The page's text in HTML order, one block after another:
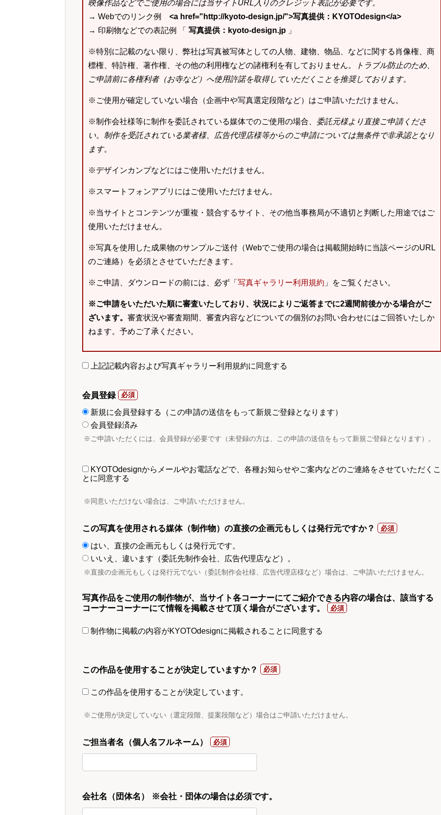
映像作品などでご使用の場合には当サイトURL入りのクレジット表記が必要です。
→ Webでのリンク例 <a href="http://kyoto-design.jp/">写真提供：KYOTOdesign</a>
→ 印刷物などでの表記例 「 写真提供：kyoto-design.jp 」
※特別に記載のない限り、弊社は写真被写体としての人物、建物、物品、などに関する肖像権、商
標権、特許権、著作権、その他の利用権などの諸権利を有しておりません。
トラブル防止のため、
ご申請前に各権利者（お寺など）へ使用許諾を取得していただくことを推奨しております。
※ご使用が確定していない場合（企画中や写真選定段階など）はご申請いただけません。
※制作会社様等に制作を委託されている媒体でのご使用の場合、 委託元様より直接ご申請くださ
い。 制作を受託されている業者様、広告代理店様等からのご申請については無条件で非承認となり
ます。
※デザインカンプなどにはご使用いただけません。
※スマートフォンアプリにはご使用いただけません。
※当サイトとコンテンツが重複・競合するサイト、その他当事務局が不適切と判断した用途ではご
使用いただけません。
※写真を使用した成果物のサンプルご送付（Webでご使用の場合は掲載開始時に当該ページのURL
のご連絡）を必須とさせていただきます。
※ご申請、ダウンロードの前には、必ず「 写真ギャラリー利用規約 」をご覧ください。
※ご申請をいただいた順に審査いたしており、状況によりご返答までに2週間前後かかる場合がご
ざいます。 審査状況や審査期間、審査内容などについての個別のお問い合わせにはご回答いたしか
ねます。予めご了承ください。
上記記載内容および写真ギャラリー利用規約に同意する
会員登録
新規に会員登録する（この申請の送信をもって新規ご登録となります）
会員登録済み
※ご申請いただくには、会員登録が必要です（未登録の方は、この申請の送信をもって新規ご登録となります）。
KYOTOdesignからメールやお電話などで、各種お知らせやご案内などのご連絡をさせていただくこ
とに同意する
※同意いただけない場合は、ご申請いただけません。
この写真を使用される媒体（制作物）の直接の企画元もしくは発行元ですか？
はい、直接の企画元もしくは発行元です。
いいえ、違います（委託先制作会社、広告代理店など）。
※直接の企画元もしくは発行元でない（委託制作会社様、広告代理店様など）場合は、ご申請いただけません。
写真作品をご使用の制作物が、当サイト各コーナーにてご紹介できる内容の場合は、該当する
コーナーコーナーにて情報を掲載させて頂く場合がございます。
制作物に掲載の内容がKYOTOdesignに掲載されることに同意する
この作品を使用することが決定していますか？
この作品を使用することが決定しています。
※ご使用が決定していない（選定段階、提案段階など）場合はご申請いただけません。
ご担当者名（個人名フルネーム）
会社名（団体名） ※会社・団体の場合は必須です。